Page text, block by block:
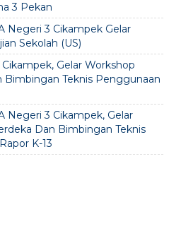
3 Pekan
Negeri 3 Cikampek Gelar
Sekolah (US)
Gelar Workshop
Bimbingan Teknis Penggunaan
Negeri 3 Cikampek, Gelar
Dan Bimbingan Teknis
K-13